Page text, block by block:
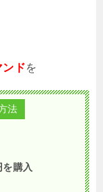
ンドを
法
を購入